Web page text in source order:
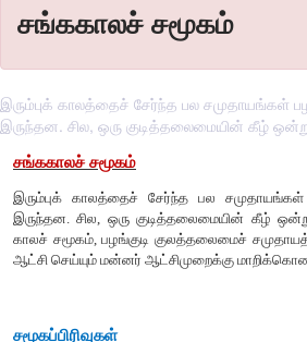
சங்ககாலச் சமூகம்
இரும்புக் காலத்தைச் சேர்ந்த பல சமுதாயங்கள்
இருந்தன. சில, ஒரு குடித்தலைமையின் கீழ்
இரும்புக் காலத்தைச்